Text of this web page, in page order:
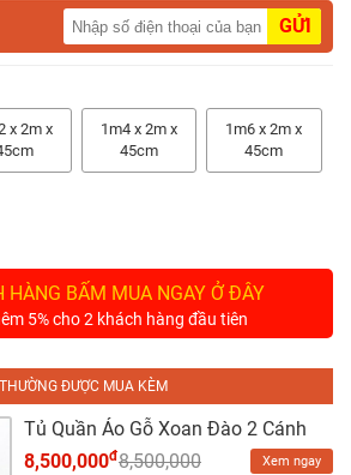
GỬI
x 2m x
1m4 x 2m x
45cm
1m6 x 2m x
45cm
HÀNG BẤM MUA NGAY Ở ĐÂY
5% cho 2 khách hàng đầu tiên
THƯỜNG ĐƯỢC MUA KÈM
Tủ Quần Áo Gỗ Xoan Đào 2 Cánh
8,500,000đ8,500,000 Xem ngay